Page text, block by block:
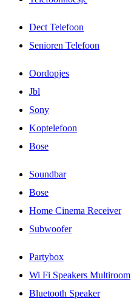
Dect Telefoon
Senioren Telefoon
Oordopjes
Jbl
Sony
Koptelefoon
Bose
Soundbar
Bose
Home Cinema Receiver
Subwoofer
Partybox
Wi Fi Speakers Multiroom
Bluetooth Speaker